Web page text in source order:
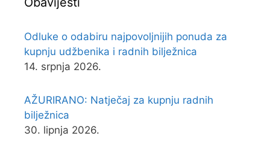
Odluke o odabiru najpovoljnijih ponuda za
kupnju udžbenika i radnih bilježnica
14. srpnja 2026.
AŽURIRANO: Natječaj za kupnju radnih
bilježnica
30. lipnja 2026.